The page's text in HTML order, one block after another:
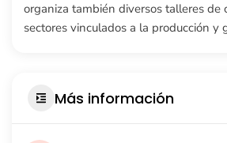
organiza también diversos talleres de
sectores vinculados a la producción y
Más información